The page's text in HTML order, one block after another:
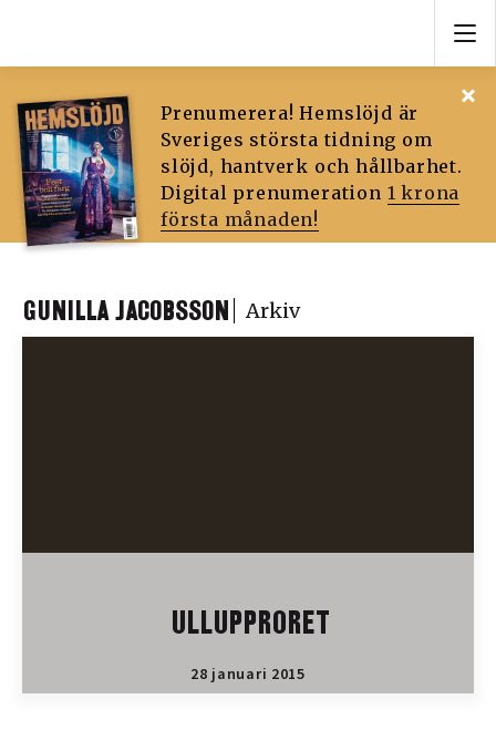
Prenumerera! Hemslöjd är
Sveriges största tidning om
slöjd, hantverk och hållbarhet.
Digital prenumeration 1 krona
första månaden!
GUNILLA JACOBSSON Arkiv
ULLUPPRORET
28 januari 2015